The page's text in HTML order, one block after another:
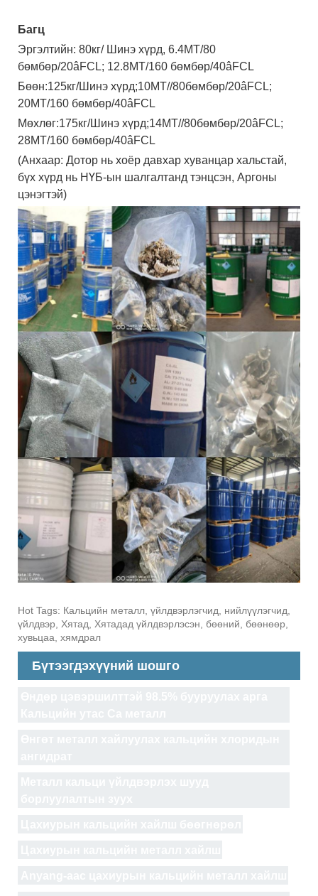
Багц
Эргэлтийн: 80кг/ Шинэ хүрд, 6.4MT/80
бөмбөр/20âFCL; 12.8MT/160 бөмбөр/40âFCL
Бөөн:125кг/Шинэ хүрд;10МТ//80бөмбөр/20âFCL;
20MT/160 бөмбөр/40âFCL
Мөхлөг:175кг/Шинэ хүрд;14МТ//80бөмбөр/20âFCL;
28MT/160 бөмбөр/40âFCL
(Анхаар: Дотор нь хоёр давхар хуванцар хальстай,
бүх хүрд нь НҮБ-ын шалгалтанд тэнцсэн, Аргоны
цэнэгтэй)
Hot Tags: Кальцийн металл, үйлдвэрлэгчид, нийлүүлэгчид,
үйлдвэр, Хятад, Хятадад үйлдвэрлэсэн, бөөний, бөөнөөр,
хувьцаа, хямдрал
Бүтээгдэхүүний шошго